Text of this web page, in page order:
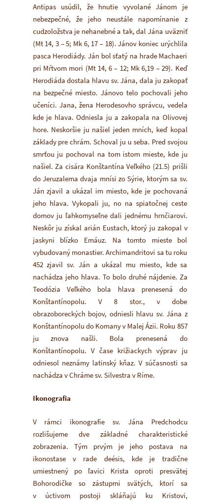
Antipas usúdil, že hnutie vyvolané Jánom je
nebezpečné, že jeho neustále napomínanie z
cudzoložstva je nehanebné a tak, dal Jána uväzniť
(Mt 14, 3 – 5; Mk 6, 17 – 18). Jánov koniec urýchlila
pasca Herodiády. Ján bol sťatý na hrade Machaeri
pri Mŕtvom mori (Mt 14, 6 – 12; Mk 6,19 – 29). Keď
Herodiáda dostala hlavu sv. Jána, dala ju zakopať
na bezpečné miesto. Jánovo telo pochovali jeho
učeníci. Jana, žena Herodesovho správcu, vedela
kde je hlava. Odniesla ju a zakopala na Olivovej
hore. Neskoršie ju našiel jeden mních, keď kopal
základy pre chrám. Schoval ju u seba. Pred svojou
smrťou ju pochoval na tom istom mieste, kde ju
našiel. Za cisára Konštantína Veľkého (21.5) prišli
do Jeruzalema dvaja mnísi zo Sýrie, ktorým sa sv.
Ján zjavil a ukázal im miesto, kde je pochovaná
jeho hlava. Vykopali ju, no na spiatočnej ceste
domov ju ľahkomyseľne dali jednému hrnčiarovi.
Neskôr ju získal arián Eustach, ktorý ju zakopal v
jaskyni blízko Emáuz. Na tomto mieste bol
vybudovaný monastier. Archimandritovi sa tu roku
452 zjavil sv. Ján a ukázal mu miesto, kde sa
nachádza jeho hlava. To bolo druhé nájdenie. Za
Teodózia Veľkého bola hlava prenesená do
Konštantínopolu. V 8 stor., v dobe
obrazoboreckých bojov, odniesli hlavu sv. Jána z
Konštantínopolu do Komany v Malej Ázii. Roku 857
ju znova našli. Bola prenesená do
Konštantínopolu. V čase križiackych výprav ju
odniesol neznámy latinský kňaz. V súčasnosti sa
nachádza v Chráme sv. Silvestra v Ríme.
Ikonografia
V rámci ikonografie sv. Jána Predchodcu
rozlišujeme dve základné charakteristické
zobrazenia. Tým prvým je jeho postava na
ikonostase v rade deésis, kde je tradične
umiestnený po ľavici Krista oproti presvätej
Bohorodičke so zástupmi svätých, ktorí sa
v úctivom postoji skláňajú ku Kristovi,